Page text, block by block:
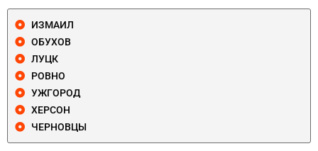
ИЗМАИЛ
ОБУХОВ
ЛУЦК
РОВНО
УЖГОРОД
ХЕРСОН
ЧЕРНОВЦЫ